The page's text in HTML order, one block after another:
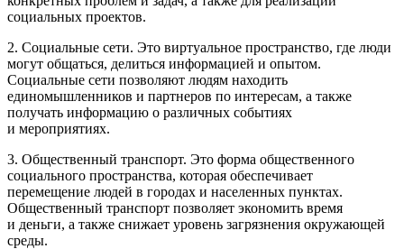
социальных проектов.
2. Социальные сети. Это виртуальное пространство, где люди
могут общаться, делиться информацией и опытом.
Социальные сети позволяют людям находить
единомышленников и партнеров по интересам, а также
получать информацию о различных событиях
и мероприятиях.
3. Общественный транспорт. Это форма общественного
социального пространства, которая обеспечивает
перемещение людей в городах и населенных пунктах.
Общественный транспорт позволяет экономить время
и деньги, а также снижает уровень загрязнения окружающей
среды.